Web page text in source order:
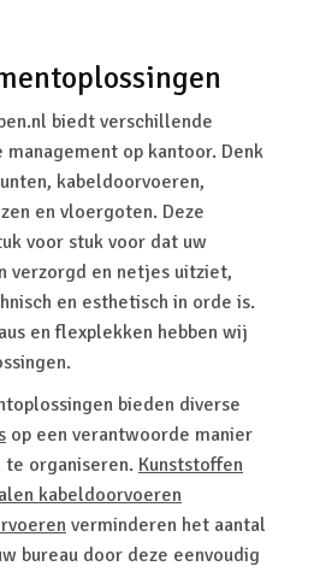
biedt verschillende
op kantoor. Denk
kabeldoorvoeren,
en vloergoten. Deze
voor stuk voor dat uw
verzorgd en netjes uitziet,
en esthetisch in orde is.
en flexplekken hebben wij
bieden diverse
op een verantwoorde manier
organiseren. Kunststoffen
kabeldoorvoeren
verminderen het aantal
bureau door deze eenvoudig